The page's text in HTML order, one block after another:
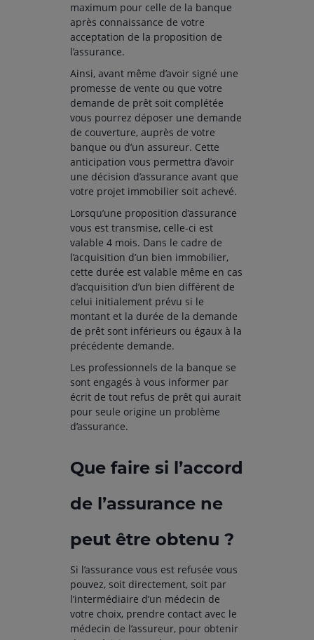
maximum pour celle de la banque
après connaissance de votre
acceptation de la proposition de
l’assurance.
Ainsi, avant même d’avoir signé une
promesse de vente ou que votre
demande de prêt soit complétée
vous pourrez déposer une demande
de couverture, auprès de votre
banque ou d’un assureur. Cette
anticipation vous permettra d’avoir
une décision d’assurance avant que
votre projet immobilier soit achevé.
Lorsqu’une proposition d’assurance
vous est transmise, celle-ci est
valable 4 mois. Dans le cadre de
l’acquisition d’un bien immobilier,
cette durée est valable même en cas
d’acquisition d’un bien différent de
celui initialement prévu si le
montant et la durée de la demande
de prêt sont inférieurs ou égaux à la
précédente demande.
Les professionnels de la banque se
sont engagés à vous informer par
écrit de tout refus de prêt qui aurait
pour seule origine un problème
d’assurance.
Que faire si l’accord
de l’assurance ne
peut être obtenu ?
Si l’assurance vous est refusée vous
pouvez, soit directement, soit par
l’intermédiaire d’un médecin de
votre choix, prendre contact avec le
médecin de l’assureur, pour obtenir